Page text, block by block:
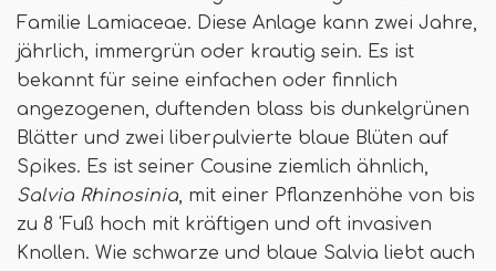
Familie Lamiaceae. Diese Anlage kann zwei Jahre,
jährlich, immergrün oder krautig sein. Es ist
bekannt für seine einfachen oder finnlich
angezogenen, duftenden blass bis dunkelgrünen
Blätter und zwei liberpulvierte blaue Blüten auf
Spikes. Es ist seiner Cousine ziemlich ähnlich,
Salvia Rhinosinia, mit einer Pflanzenhöhe von bis
zu 8 'Fuß hoch mit kräftigen und oft invasiven
Knollen. Wie schwarze und blaue Salvia liebt auch